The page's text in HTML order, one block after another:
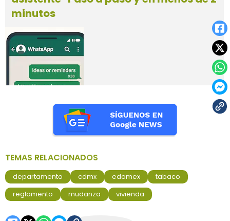
minutos
TEMAS RELACIONADOS
departamento cdmx edomex
tabaco
reglamento
mudanza vivienda